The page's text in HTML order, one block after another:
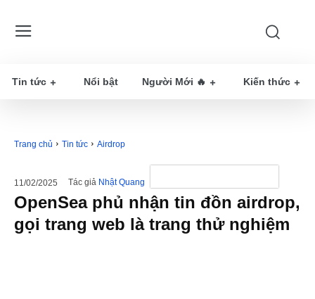
Tin tức Nổi bật Người Mới 🔥 Kiến thức
Trang chủ Tin tức Airdrop
11/02/2025 Tác giả Nhật Quang
OpenSea phủ nhận tin đồn airdrop,
gọi trang web là trang thử nghiệm